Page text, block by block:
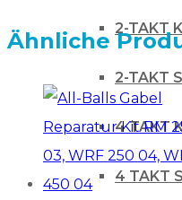
2-TAKT
2-TAKT
4 TAKT
4 TAKT
M4
Edelstahl
Menge
Ähnliche